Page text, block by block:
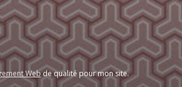
Webde qualité pour mon site.